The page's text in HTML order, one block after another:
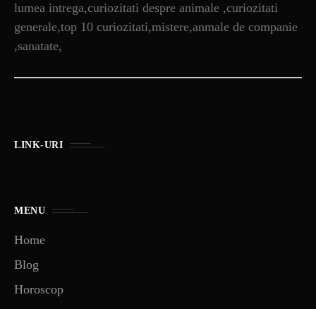
lumea intrega,curiozitati despre animale ,curiozitati
generale,top 10 curiozitati,mistere,anmale de companie
,sanatate,
LINK-URI
MENU
Home
Blog
Horoscop